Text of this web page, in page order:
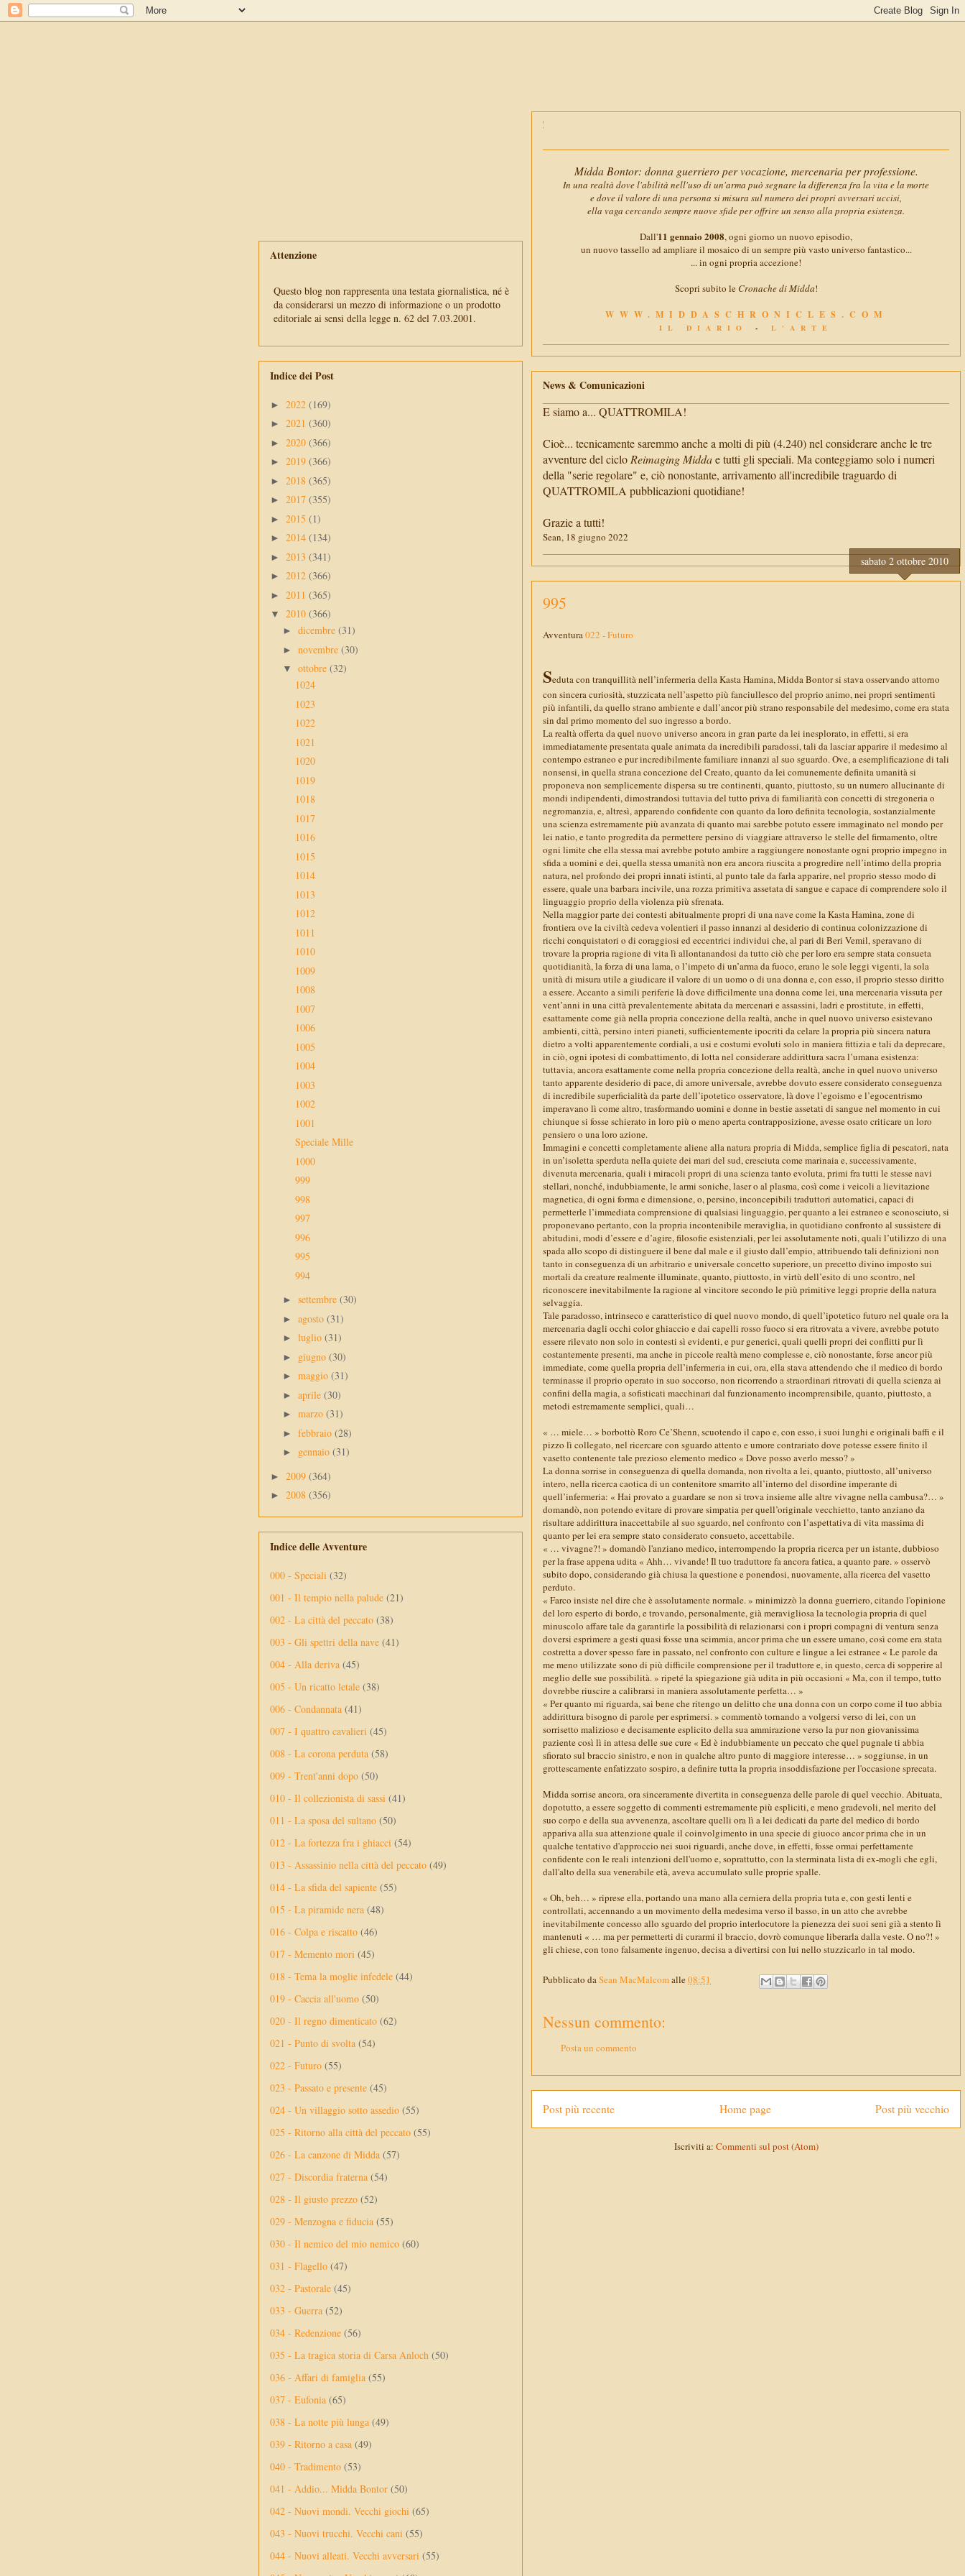
Midda Bontor: donna guerriero per vocazione, mercenaria per professione.
In una realtà dove l'abilità nell'uso di un'arma può segnare la differenza fra la vita e la morte
e dove il valore di una persona si misura sul numero dei propri avversari uccisi,
ella vaga cercando sempre nuove sfide per offrire un senso alla propria esistenza.
Dall'11 gennaio 2008, ogni giorno un nuovo episodio,
un nuovo tassello ad ampliare il mosaico di un sempre più vasto universo fantastico...
... in ogni propria accezione!
Scopri subito le Cronache di Midda!
WWW.MIDDASCHRONICLES.COM
IL DIARIO - L'ARTE
News & Comunicazioni
E siamo a... QUATTROMILA!
Cioè... tecnicamente saremmo anche a molti di più (4.240) nel considerare anche le tre
avventure del cicloReimaging Middae tutti gli speciali. Ma conteggiamo solo i numeri
della "serie regolare" e, ciò nonostante, arrivamento all'incredibile traguardo di
QUATTROMILA pubblicazioni quotidiane!
Grazie a tutti!
Sean, 18 giugno 2022
sabato 2 ottobre 2010
995
Avventura022 - Futuro
Seduta con tranquillità nell’infermeria della Kasta Hamina, Midda Bontor si stava osservando attorno
con sincera curiosità, stuzzicata nell’aspetto più fanciullesco del proprio animo, nei propri sentimenti
più infantili, da quello strano ambiente e dall’ancor più strano responsabile del medesimo, come era stata
sin dal primo momento del suo ingresso a bordo.
La realtà offerta da quel nuovo universo ancora in gran parte da lei inesplorato, in effetti, si era
immediatamente presentata quale animata da incredibili paradossi, tali da lasciar apparire il medesimo al
contempo estraneo e pur incredibilmente familiare innanzi al suo sguardo. Ove, a esemplificazione di tali
nonsensi, in quella strana concezione del Creato, quanto da lei comunemente definita umanità si
proponeva non semplicemente dispersa su tre continenti, quanto, piuttosto, su un numero allucinante di
mondi indipendenti, dimostrandosi tuttavia del tutto priva di familiarità con concetti di stregoneria o
negromanzia, e, altresì, apparendo confidente con quanto da loro definita tecnologia, sostanzialmente
una scienza estremamente più avanzata di quanto mai sarebbe potuto essere immaginato nel mondo per
lei natio, e tanto progredita da permettere persino di viaggiare attraverso le stelle del firmamento, oltre
ogni limite che ella stessa mai avrebbe potuto ambire a raggiungere nonostante ogni proprio impegno in
sfida a uomini e dei, quella stessa umanità non era ancora riuscita a progredire nell’intimo della propria
natura, nel profondo dei propri innati istinti, al punto tale da farla apparire, nel proprio stesso modo di
essere, quale una barbara incivile, una rozza primitiva assetata di sangue e capace di comprendere solo il
linguaggio proprio della violenza più sfrenata.
Nella maggior parte dei contesti abitualmente propri di una nave come la Kasta Hamina, zone di
frontiera ove la civiltà cedeva volentieri il passo innanzi al desiderio di continua colonizzazione di
ricchi conquistatori o di coraggiosi ed eccentrici individui che, al pari di Beri Vemil, speravano di
trovare la propria ragione di vita lì allontanandosi da tutto ciò che per loro era sempre stata consueta
quotidianità, la forza di una lama, o l’impeto di un’arma da fuoco, erano le sole leggi vigenti, la sola
unità di misura utile a giudicare il valore di un uomo o di una donna e, con esso, il proprio stesso diritto
a essere. Accanto a simili periferie là dove difficilmente una donna come lei, una mercenaria vissuta per
vent’anni in una città prevalentemente abitata da mercenari e assassini, ladri e prostitute, in effetti,
esattamente come già nella propria concezione della realtà, anche in quel nuovo universo esistevano
ambienti, città, persino interi pianeti, sufficientemente ipocriti da celare la propria più sincera natura
dietro a volti apparentemente cordiali, a usi e costumi evoluti solo in maniera fittizia e tali da deprecare,
in ciò, ogni ipotesi di combattimento, di lotta nel considerare addirittura sacra l’umana esistenza:
tuttavia, ancora esattamente come nella propria concezione della realtà, anche in quel nuovo universo
tanto apparente desiderio di pace, di amore universale, avrebbe dovuto essere considerato conseguenza
di incredibile superficialità da parte dell’ipotetico osservatore, là dove l’egoismo e l’egocentrismo
imperavano lì come altro, trasformando uomini e donne in bestie assetati di sangue nel momento in cui
chiunque si fosse schierato in loro più o meno aperta contrapposizione, avesse osato criticare un loro
pensiero o una loro azione.
Immagini e concetti completamente aliene alla natura propria di Midda, semplice figlia di pescatori, nata
in un’isoletta sperduta nella quiete dei mari del sud, cresciuta come marinaia e, successivamente,
divenuta mercenaria, quali i miracoli propri di una scienza tanto evoluta, primi fra tutti le stesse navi
stellari, nonché, indubbiamente, le armi soniche, laser o al plasma, così come i veicoli a lievitazione
magnetica, di ogni forma e dimensione, o, persino, inconcepibili traduttori automatici, capaci di
permetterle l’immediata comprensione di qualsiasi linguaggio, per quanto a lei estraneo e sconosciuto, si
proponevano pertanto, con la propria incontenibile meraviglia, in quotidiano confronto al sussistere di
abitudini, modi d’essere e d’agire, filosofie esistenziali, per lei assolutamente noti, quali l’utilizzo di una
spada allo scopo di distinguere il bene dal male e il giusto dall’empio, attribuendo tali definizioni non
tanto in conseguenza di un arbitrario e universale concetto superiore, un precetto divino imposto sui
mortali da creature realmente illuminate, quanto, piuttosto, in virtù dell’esito di uno scontro, nel
riconoscere inevitabilmente la ragione al vincitore secondo le più primitive leggi proprie della natura
selvaggia.
Tale paradosso, intrinseco e caratteristico di quel nuovo mondo, di quell’ipotetico futuro nel quale ora la
mercenaria dagli occhi color ghiaccio e dai capelli rosso fuoco si era ritrovata a vivere, avrebbe potuto
essere rilevato non solo in contesti sì evidenti, e pur generici, quali quelli propri dei conflitti pur lì
costantemente presenti, ma anche in piccole realtà meno complesse e, ciò nonostante, forse ancor più
immediate, come quella propria dell’infermeria in cui, ora, ella stava attendendo che il medico di bordo
terminasse il proprio operato in suo soccorso, non ricorrendo a straordinari ritrovati di quella scienza ai
confini della magia, a sofisticati macchinari dal funzionamento incomprensibile, quanto, piuttosto, a
metodi estremamente semplici, quali…
« … miele… » borbottò Roro Ce’Shenn, scuotendo il capo e, con esso, i suoi lunghi e originali baffi e il
pizzo lì collegato, nel ricercare con sguardo attento e umore contrariato dove potesse essere finito il
vasetto contenente tale prezioso elemento medico « Dove posso averlo messo? »
La donna sorrise in conseguenza di quella domanda, non rivolta a lei, quanto, piuttosto, all’universo
intero, nella ricerca caotica di un contenitore smarrito all’interno del disordine imperante di
quell’infermeria: « Hai provato a guardare se non si trova insieme alle altre vivagne nella cambusa?… »
domandò, non potendo evitare di provare simpatia per quell’originale vecchietto, tanto anziano da
risultare addirittura inaccettabile al suo sguardo, nel confronto con l’aspettativa di vita massima di
quanto per lei era sempre stato considerato consueto, accettabile.
« … vivagne?! » domandò l'anziano medico, interrompendo la propria ricerca per un istante, dubbioso
per la frase appena udita « Ahh… vivande! Il tuo traduttore fa ancora fatica, a quanto pare. » osservò
subito dopo, considerando già chiusa la questione e ponendosi, nuovamente, alla ricerca del vasetto
perduto.
« Farco insiste nel dire che è assolutamente normale. » minimizzò la donna guerriero, citando l'opinione
del loro esperto di bordo, e trovando, personalmente, già meravigliosa la tecnologia propria di quel
minuscolo affare tale da garantirle la possibilità di relazionarsi con i propri compagni di ventura senza
doversi esprimere a gesti quasi fosse una scimmia, ancor prima che un essere umano, così come era stata
costretta a dover spesso fare in passato, nel confronto con culture e lingue a lei estranee « Le parole da
me meno utilizzate sono di più difficile comprensione per il traduttore e, in questo, cerca di sopperire al
meglio delle sue possibilità. » ripeté la spiegazione già udita in più occasioni « Ma, con il tempo, tutto
dovrebbe riuscire a calibrarsi in maniera assolutamente perfetta… »
« Per quanto mi riguarda, sai bene che ritengo un delitto che una donna con un corpo come il tuo abbia
addirittura bisogno di parole per esprimersi. » commentò tornando a volgersi verso di lei, con un
sorrisetto malizioso e decisamente esplicito della sua ammirazione verso la pur non giovanissima
paziente così lì in attesa delle sue cure « Ed è indubbiamente un peccato che quel pugnale ti abbia
sfiorato sul braccio sinistro, e non in qualche altro punto di maggiore interesse… » soggiunse, in un
grottescamente enfatizzato sospiro, a definire tutta la propria insoddisfazione per l'occasione sprecata.
Midda sorrise ancora, ora sinceramente divertita in conseguenza delle parole di quel vecchio. Abituata,
dopotutto, a essere soggetto di commenti estremamente più espliciti, e meno gradevoli, nel merito del
suo corpo e della sua avvenenza, ascoltare quelli ora lì a lei dedicati da parte del medico di bordo
appariva alla sua attenzione quale il coinvolgimento in una specie di giuoco ancor prima che in un
qualche tentativo d'approccio nei suoi riguardi, anche dove, in effetti, fosse ormai perfettamente
confidente con le reali intenzioni dell'uomo e, soprattutto, con la sterminata lista di ex-mogli che egli,
dall'alto della sua venerabile età, aveva accumulato sulle proprie spalle.
« Oh, beh… » riprese ella, portando una mano alla cerniera della propria tuta e, con gesti lenti e
controllati, accennando a un movimento della medesima verso il basso, in un atto che avrebbe
inevitabilmente concesso allo sguardo del proprio interlocutore la pienezza dei suoi seni già a stento lì
mantenuti « … ma per permetterti di curarmi il braccio, dovrò comunque liberarla dalla veste. O no?! »
gli chiese, con tono falsamente ingenuo, decisa a divertirsi con lui nello stuzzicarlo in tal modo.
Pubblicato daSean MacMalcomalle 08:51
Nessun commento:
Posta un commento
Post più recente Post più vecchio
Home page
Iscriviti a: Commenti sul post (Atom)
Attenzione
Questo blog non rappresenta una testata giornalistica, né è
da considerarsi un mezzo di informazione o un prodotto
editoriale ai sensi della legge n. 62 del 7.03.2001.
Indice dei Post
► 2022 (169)
► 2021 (360)
► 2020 (366)
► 2019 (366)
► 2018 (365)
► 2017 (355)
► 2015 (1)
► 2014 (134)
► 2013 (341)
► 2012 (366)
► 2011 (365)
▼ 2010 (366)
► dicembre (31)
► novembre (30)
▼ ottobre (32)
1024
1023
1022
1021
1020
1019
1018
1017
1016
1015
1014
1013
1012
1011
1010
1009
1008
1007
1006
1005
1004
1003
1002
1001
Speciale Mille
1000
999
998
997
996
995
994
► settembre (30)
► agosto (31)
► luglio (31)
► giugno (30)
► maggio (31)
► aprile (30)
► marzo (31)
► febbraio (28)
► gennaio (31)
► 2009 (364)
► 2008 (356)
Indice delle Avventure
000 - Speciali (32)
001 - Il tempio nella palude (21)
002 - La città del peccato (38)
003 - Gli spettri della nave (41)
004 - Alla deriva (45)
005 - Un ricatto letale (38)
006 - Condannata (41)
007 - I quattro cavalieri (45)
008 - La corona perduta (58)
009 - Trent'anni dopo (50)
010 - Il collezionista di sassi (41)
011 - La sposa del sultano (50)
012 - La fortezza fra i ghiacci (54)
013 - Assassinio nella città del peccato (49)
014 - La sfida del sapiente (55)
015 - La piramide nera (48)
016 - Colpa e riscatto (46)
017 - Memento mori (45)
018 - Tema la moglie infedele (44)
019 - Caccia all'uomo (50)
020 - Il regno dimenticato (62)
021 - Punto di svolta (54)
022 - Futuro (55)
023 - Passato e presente (45)
024 - Un villaggio sotto assedio (55)
025 - Ritorno alla città del peccato (55)
026 - La canzone di Midda (57)
027 - Discordia fraterna (54)
028 - Il giusto prezzo (52)
029 - Menzogna e fiducia (55)
030 - Il nemico del mio nemico (60)
031 - Flagello (47)
032 - Pastorale (45)
033 - Guerra (52)
034 - Redenzione (56)
035 - La tragica storia di Carsa Anloch (50)
036 - Affari di famiglia (55)
037 - Eufonia (65)
038 - La notte più lunga (49)
039 - Ritorno a casa (49)
040 - Tradimento (53)
041 - Addio... Midda Bontor (50)
042 - Nuovi mondi. Vecchi giochi (65)
043 - Nuovi trucchi. Vecchi cani (55)
044 - Nuovi alleati. Vecchi avversari (55)